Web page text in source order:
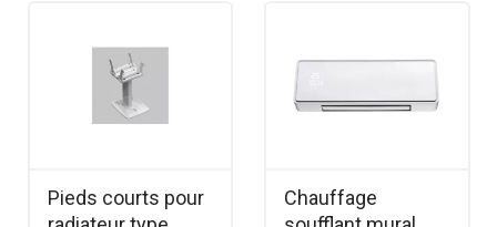
Pieds courts pour
Chauffage